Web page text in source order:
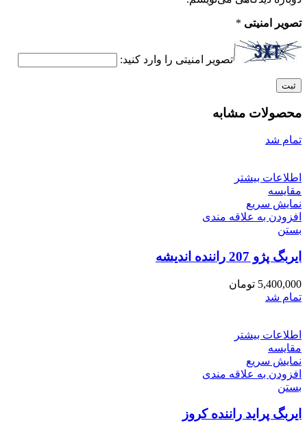
تصویر امنیتی *
تصویر امنیتی را وارد کنید:
محصولات مشابه
تمام شد
اطلاعات بیشتر
مقایسه
نمایش سریع
افزودن به علاقه مندی
بستن
ایربگ پژو 207 راننده اندیشه
5,400,000 تومان
تمام شد
اطلاعات بیشتر
مقایسه
نمایش سریع
افزودن به علاقه مندی
بستن
ایربگ پراید راننده کروز